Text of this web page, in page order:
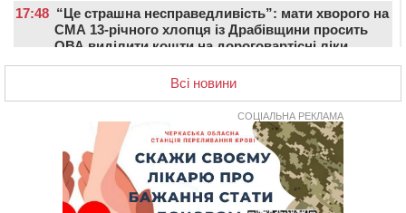
17:48 “Це страшна несправедливість”: мати хворого на
СМА 13-річного хлопця із Драбівщини просить
ОВА виділити кошти на дороговартісні ліки
На Уманщині судитимуть колишню очільницю відділу
освіти через закупівлю електрики за завищеною
У Черкасах провели в останню путь двох
загиблих воїнів
До 1 вересня у Черкасах оновлюють дорожню
розмітку біля навчальних закладів (ФОТОФАКТ)
Всі новини
СОЦІАЛЬНА РЕКЛАМА